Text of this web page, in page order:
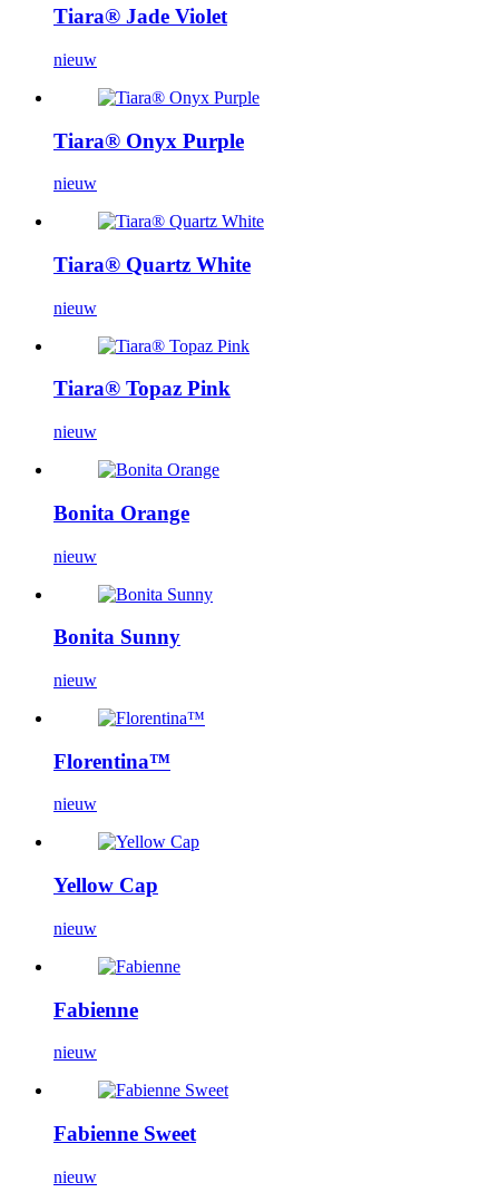
Tiara® Jade Violet
nieuw
Tiara® Onyx Purple
nieuw
Tiara® Quartz White
nieuw
Tiara® Topaz Pink
nieuw
Bonita Orange
nieuw
Bonita Sunny
nieuw
Florentina™
nieuw
Yellow Cap
nieuw
Fabienne
nieuw
Fabienne Sweet
nieuw